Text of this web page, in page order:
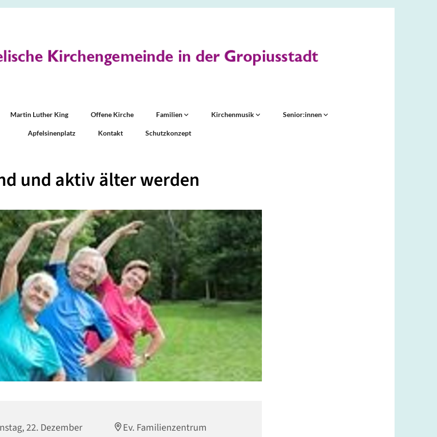
Martin Luther King Offene Kirche Familien Kirchenmusik Senior:innen
Apfelsinenplatz Kontakt Schutzkonzept
und aktiv älter werden
22. Dezember
Ev. Familienzentrum